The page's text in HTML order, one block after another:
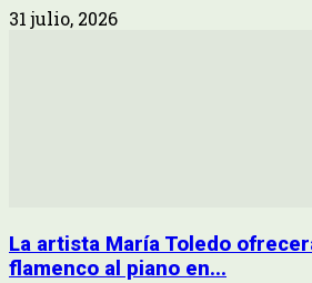
31 julio, 2026
La artista María Toledo
flamenco al piano en...